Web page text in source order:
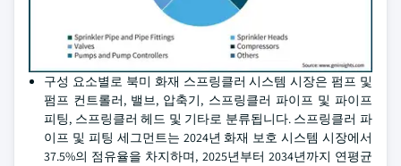
구성 요소별로 북미 화재 스프링클러 시스템 시장은 펌프 및
펌프 컨트롤러, 밸브, 압축기, 스프링클러 파이프 및 파이프
피팅, 스프링클러 헤드 및 기타로 분류됩니다. 스프링클러 파
이프 및 피팅 세그먼트는 2024년 화재 보호 시스템 시장에서
37.5%의 점유율을 차지하며, 2025년부터 2034년까지 연평균